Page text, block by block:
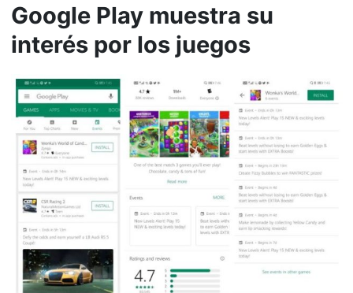
Google Play muestra su
interés por los juegos